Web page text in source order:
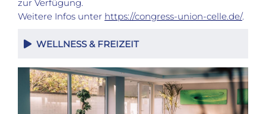
zur Verfügung.
Weitere Infos unter https://congress-union-celle.de/.
WELLNESS & FREIZEIT